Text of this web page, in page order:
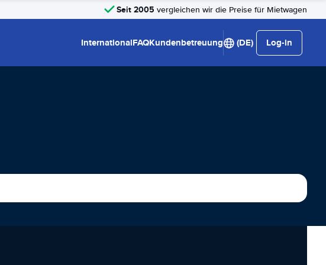
Seit 2005 vergleichen wir die Preise für Mietwagen
InternationalFAQKundenbetreuung (DE) Log-in